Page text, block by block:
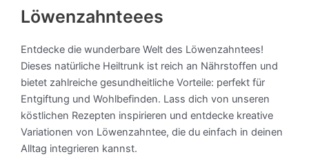
Löwenzahnteees
Entdecke die wunderbare Welt des Löwenzahntees!
Dieses natürliche Heiltrunk ist reich an Nährstoffen und
bietet zahlreiche gesundheitliche Vorteile: perfekt für
Entgiftung und Wohlbefinden. Lass dich von unseren
köstlichen Rezepten inspirieren und entdecke kreative
Variationen von Löwenzahntee, die du einfach in deinen
Alltag integrieren kannst.​